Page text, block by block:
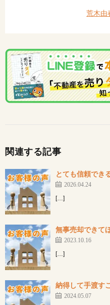
荒木由
関連する記事
とても信頼でき
2026.04.24
[…]
無事売却できて
2023.10.16
[…]
納得して手渡す
2024.05.07